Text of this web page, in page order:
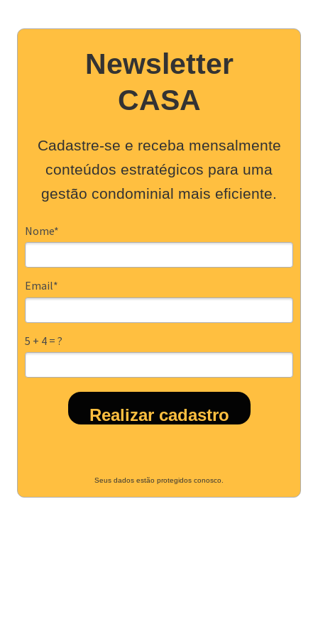
Newsletter
CASA
Cadastre-se e receba mensalmente
conteúdos estratégicos para uma
gestão condominial mais eficiente.
Nome*
Email*
5 + 4 = ?
Realizar cadastro
Seus dados estão protegidos conosco.